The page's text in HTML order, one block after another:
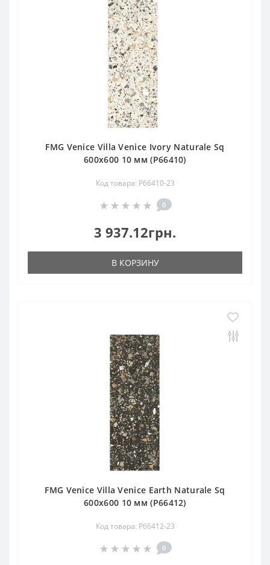
FMG Venice Villa Venice Ivory Naturale Sq
600x600 10 мм (P66410)
Код товара: P66410-23
0
3 937.12грн.
В КОРЗИНУ
FMG Venice Villa Venice Earth Naturale Sq
600x600 10 мм (P66412)
Код товара: P66412-23
0